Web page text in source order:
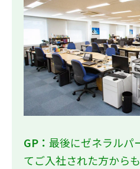
GP： 最後にゼネラルパ
てご入社された方から